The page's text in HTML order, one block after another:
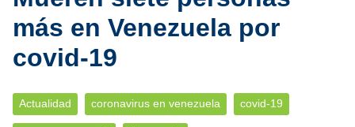
más en Venezuela por
covid-19
Actualidad coronavirus en venezuela covid-19